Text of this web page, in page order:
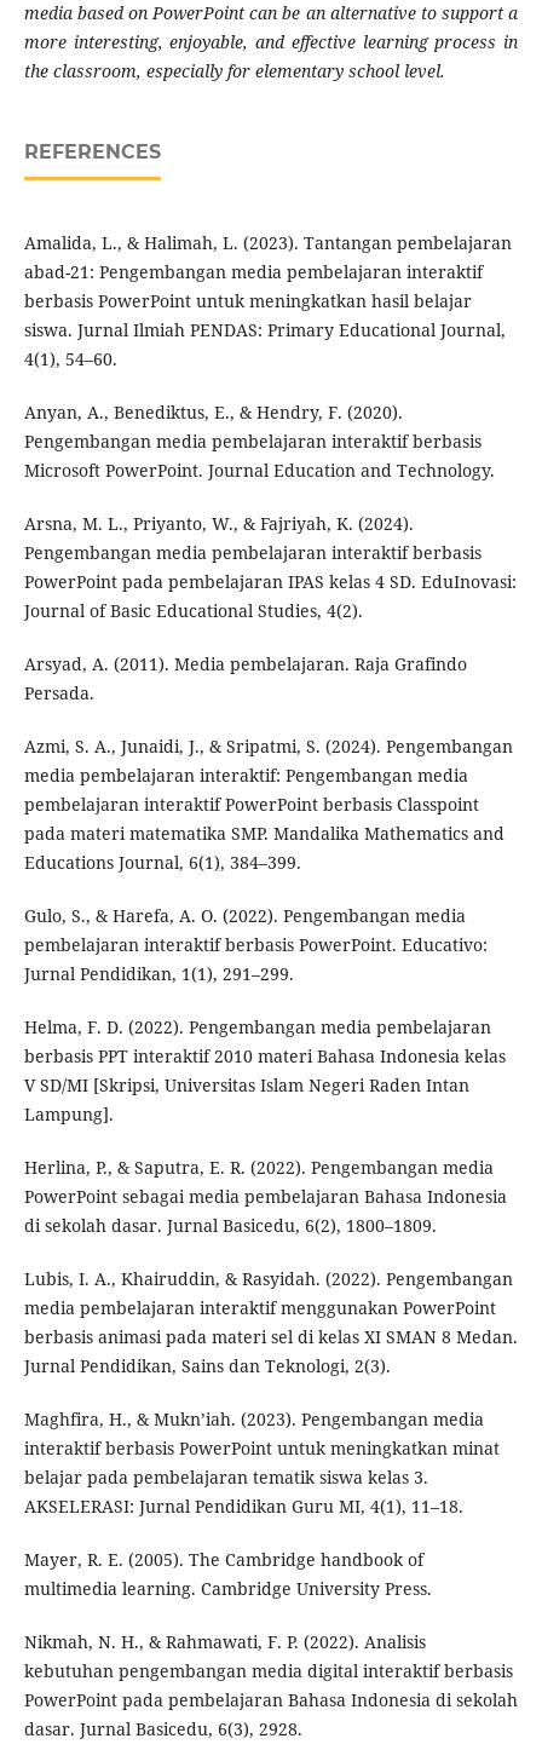
media based on PowerPoint can be an alternative to support a
more interesting, enjoyable, and effective learning process in
the classroom, especially for elementary school level.
REFERENCES
Amalida, L., & Halimah, L. (2023). Tantangan pembelajaran
abad-21: Pengembangan media pembelajaran interaktif
berbasis PowerPoint untuk meningkatkan hasil belajar
siswa. Jurnal Ilmiah PENDAS: Primary Educational Journal,
4(1), 54–60.
Anyan, A., Benediktus, E., & Hendry, F. (2020).
Pengembangan media pembelajaran interaktif berbasis
Microsoft PowerPoint. Journal Education and Technology.
Arsna, M. L., Priyanto, W., & Fajriyah, K. (2024).
Pengembangan media pembelajaran interaktif berbasis
PowerPoint pada pembelajaran IPAS kelas 4 SD. EduInovasi:
Journal of Basic Educational Studies, 4(2).
Arsyad, A. (2011). Media pembelajaran. Raja Grafindo
Persada.
Azmi, S. A., Junaidi, J., & Sripatmi, S. (2024). Pengembangan
media pembelajaran interaktif: Pengembangan media
pembelajaran interaktif PowerPoint berbasis Classpoint
pada materi matematika SMP. Mandalika Mathematics and
Educations Journal, 6(1), 384–399.
Gulo, S., & Harefa, A. O. (2022). Pengembangan media
pembelajaran interaktif berbasis PowerPoint. Educativo:
Jurnal Pendidikan, 1(1), 291–299.
Helma, F. D. (2022). Pengembangan media pembelajaran
berbasis PPT interaktif 2010 materi Bahasa Indonesia kelas
V SD/MI [Skripsi, Universitas Islam Negeri Raden Intan
Lampung].
Herlina, P., & Saputra, E. R. (2022). Pengembangan media
PowerPoint sebagai media pembelajaran Bahasa Indonesia
di sekolah dasar. Jurnal Basicedu, 6(2), 1800–1809.
Lubis, I. A., Khairuddin, & Rasyidah. (2022). Pengembangan
media pembelajaran interaktif menggunakan PowerPoint
berbasis animasi pada materi sel di kelas XI SMAN 8 Medan.
Jurnal Pendidikan, Sains dan Teknologi, 2(3).
Maghfira, H., & Mukn’iah. (2023). Pengembangan media
interaktif berbasis PowerPoint untuk meningkatkan minat
belajar pada pembelajaran tematik siswa kelas 3.
AKSELERASI: Jurnal Pendidikan Guru MI, 4(1), 11–18.
Mayer, R. E. (2005). The Cambridge handbook of
multimedia learning. Cambridge University Press.
Nikmah, N. H., & Rahmawati, F. P. (2022). Analisis
kebutuhan pengembangan media digital interaktif berbasis
PowerPoint pada pembelajaran Bahasa Indonesia di sekolah
dasar. Jurnal Basicedu, 6(3), 2928.